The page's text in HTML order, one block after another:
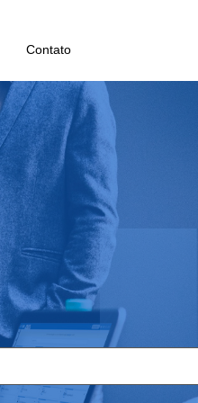
Contato